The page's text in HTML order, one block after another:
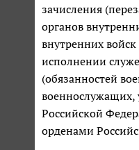
зачисления
органов
внутренних
исполнении
(обязанностей
военнослужащих,
Российской
орденами